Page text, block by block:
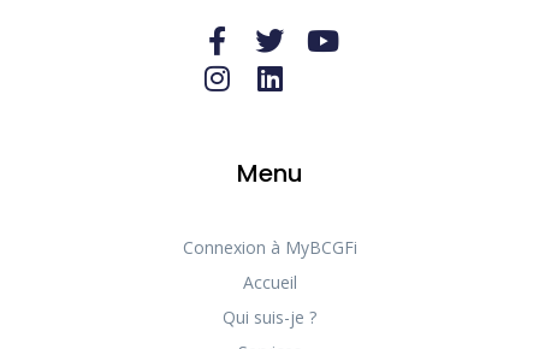
Menu
Connexion à MyBCGFi
Accueil
Qui suis-je ?